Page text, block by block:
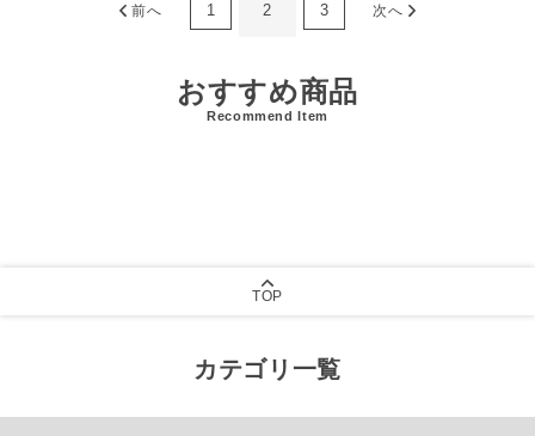
前へ 1 2 3 次へ
おすすめ商品
Recommend Item
TOP
カテゴリ一覧